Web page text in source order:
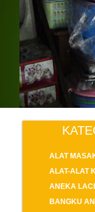
ALAT
ALAT-ALAT
ANEKA LACI
BANGKU